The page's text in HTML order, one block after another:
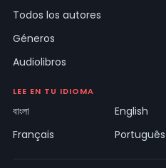
Todos los autores
Géneros
Audiolibros
LEE EN TU IDIOMA
বাংলা English
Français
Português